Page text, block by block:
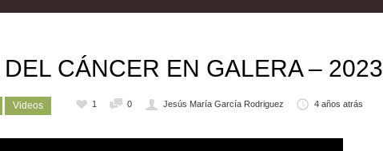
CÁNCER EN GALERA – 2023
Videos 1 0 Jesús María García Rodriguez 4 años atrás